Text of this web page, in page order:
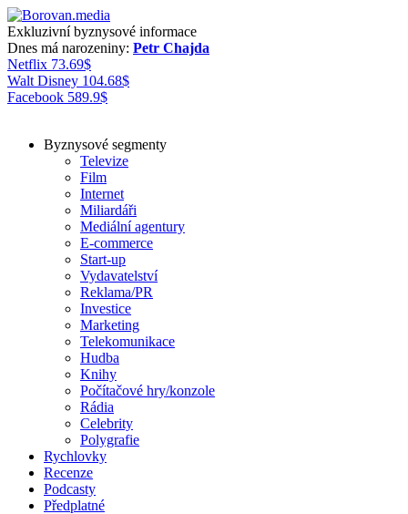
Exkluzivní byznysové informace
Dnes má narozeniny: Petr Chajda
Netflix 73.69$
Walt Disney 104.68$
Facebook 589.9$
Byznysové segmenty
Televize
Film
Internet
Miliardáři
Mediální agentury
E-commerce
Start-up
Vydavatelství
Reklama/PR
Investice
Marketing
Telekomunikace
Hudba
Knihy
Počítačové hry/konzole
Rádia
Celebrity
Polygrafie
Rychlovky
Recenze
Podcasty
Předplatné